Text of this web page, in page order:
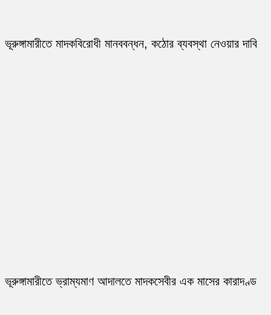
ভূরুঙ্গামারীতে মাদকবিরোধী মানববন্ধন, কঠোর ব্যবস্থা নেওয়ার দাবি
ভূরুঙ্গামারীতে ভ্রাম্যমাণ আদালতে মাদকসেবীর এক মাসের কারাদণ্ড